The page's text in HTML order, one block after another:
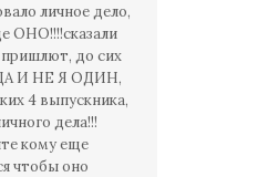
личное дело,
ОНО!!!!сказали
пришлют, до сих
И НЕ Я ОДИН,
4 выпускника,
дела!!!
кому еще
чтобы оно